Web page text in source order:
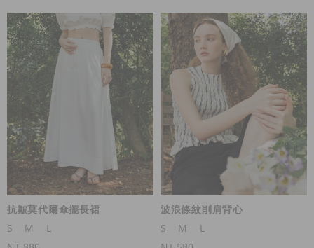
抗皺莫代爾傘擺長裙
S
M
L
波浪條紋削肩背心
S
M
L